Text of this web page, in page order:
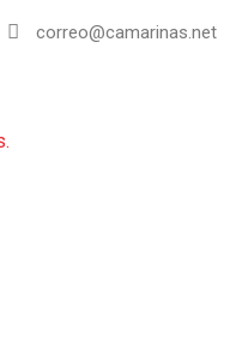
correo@camarinas.net